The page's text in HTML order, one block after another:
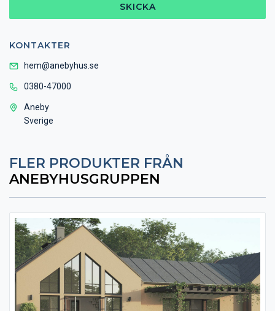
SKICKA
KONTAKTER
hem@anebyhus.se
0380-47000
Aneby
Sverige
FLER PRODUKTER FRÅN
ANEBYHUSGRUPPEN